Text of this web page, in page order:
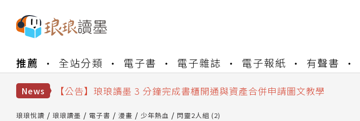
推薦 全站分類 電子書 電子雜誌 電子報紙 有聲書
News
【公告】琅琅讀墨數位閱讀資產合併與書櫃開通申請
【公告】琅琅讀墨書櫃開通常見問題
【公告】琅琅讀墨 3 分鐘完成書櫃開通與資產合併申請圖文教學
【公告】琅琅書店服務升級重要說明及資產合併結果查詢
【公告】琅琅讀墨數位閱讀資產合併與書櫃開通申請
琅琅悅讀 琅琅讀墨 電子書 漫畫 少年熱血 閃靈2人組 (2)